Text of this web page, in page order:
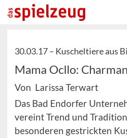
30.03.17 – Kuscheltiere aus
Mama Ocllo:
Von Larissa Terwart
Das Bad Endorfer
vereint Trend und
besonderen gestrickten